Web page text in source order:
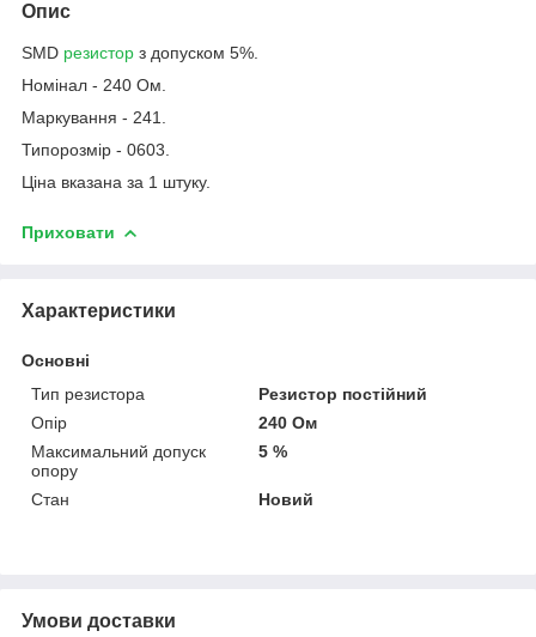
Опис
SMD резистор з допуском 5%.
Номінал - 240 Ом.
Маркування - 241.
Типорозмір - 0603.
Ціна вказана за 1 штуку.
Приховати
Характеристики
Основні
Тип резистора
Резистор постійний
Опір
240 Ом
Максимальний допуск
опору
5 %
Стан Новий
Умови доставки